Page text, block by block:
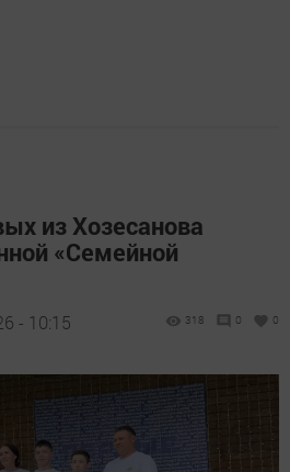
из Хозесанова
«Семейной
- 10:15 318 0 0